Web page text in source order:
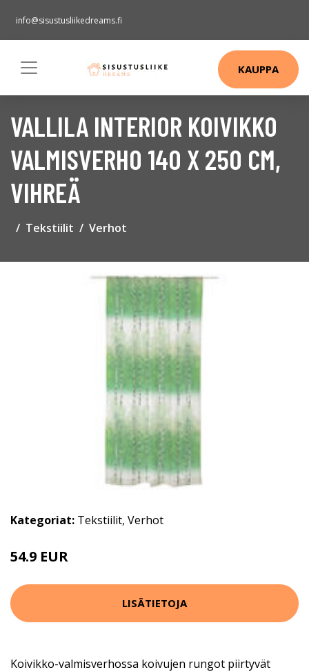
info@sisustusliikedreams.fi
KAUPPA
VALLILA INTERIOR KOIVIKKO
VALMISVERHO 140 X 250 CM,
VIHREÄ
Tekstiilit Verhot
Kategoriat: Tekstiilit, Verhot
54.9 EUR
LISÄTIETOJA
Koivikko-valmisverhossa koivujen rungot piirtyvät